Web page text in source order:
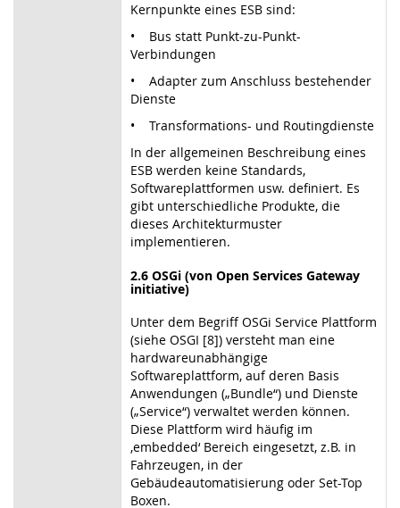
Kernpunkte eines ESB sind:
• Bus statt Punkt-zu-Punkt-
Verbindungen
• Adapter zum Anschluss bestehender
Dienste
• Transformations- und Routingdienste
In der allgemeinen Beschreibung eines
ESB werden keine Standards,
Softwareplattformen usw. definiert. Es
gibt unterschiedliche Produkte, die
dieses Architekturmuster
implementieren.
2.6 OSGi (von Open Services Gateway
initiative)
Unter dem Begriff OSGi Service Plattform
(siehe OSGI [8]) versteht man eine
hardwareunabhängige
Softwareplattform, auf deren Basis
Anwendungen („Bundle“) und Dienste
(„Service“) verwaltet werden können.
Diese Plattform wird häufig im
‚embedded‘ Bereich eingesetzt, z.B. in
Fahrzeugen, in der
Gebäudeautomatisierung oder Set-Top
Boxen.